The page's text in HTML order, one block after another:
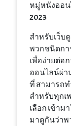
หมู่หนังออ
2023
สำหรับเว็บ
พวกชนิดกา
เพื่อง่ายต่อ
ออนไลน์ผ่า
ที่ สามารถ
สำหรับทุกเ
เลือก เข้าม
มาดูกันว่าพ